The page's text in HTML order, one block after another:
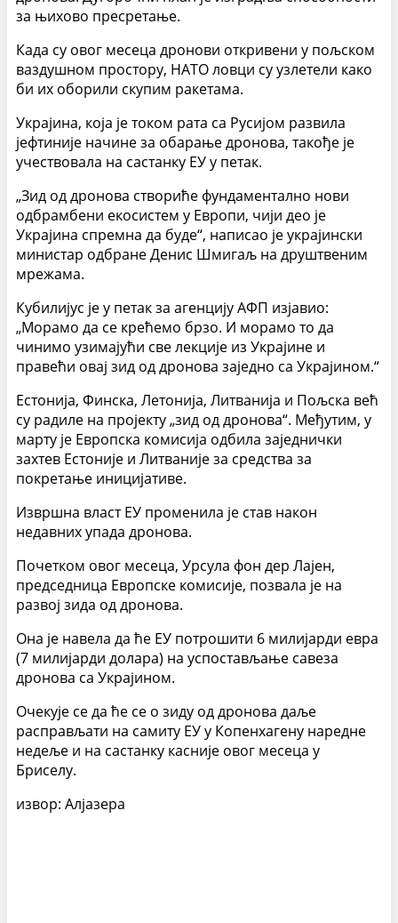
за њихово пресретање.
Када су овог месеца дронови откривени у пољском
ваздушном простору, НАТО ловци су узлетели како
би их оборили скупим ракетама.
Украјина, која је током рата са Русијом развила
јефтиније начине за обарање дронова, такође је
учествовала на састанку ЕУ у петак.
„Зид од дронова створиће фундаментално нови
одбрамбени екосистем у Европи, чији део је
Украјина спремна да буде“, написао је украјински
министар одбране Денис Шмигаљ на друштвеним
мрежама.
Кубилијус је у петак за агенцију АФП изјавио:
„Морамо да се крећемо брзо. И морамо то да
чинимо узимајући све лекције из Украјине и
правећи овај зид од дронова заједно са Украјином.“
Естонија, Финска, Летонија, Литванија и Пољска већ
су радиле на пројекту „зид од дронова“. Међутим, у
марту је Европска комисија одбила заједнички
захтев Естоније и Литваније за средства за
покретање иницијативе.
Извршна власт ЕУ променила је став након
недавних упада дронова.
Почетком овог месеца, Урсула фон дер Лајен,
председница Европске комисије, позвала је на
развој зида од дронова.
Она је навела да ће ЕУ потрошити 6 милијарди евра
(7 милијарди долара) на успостављање савеза
дронова са Украјином.
Очекује се да ће се о зиду од дронова даље
расправљати на самиту ЕУ у Копенхагену наредне
недеље и на састанку касније овог месеца у
Бриселу.
извор: Алјазера